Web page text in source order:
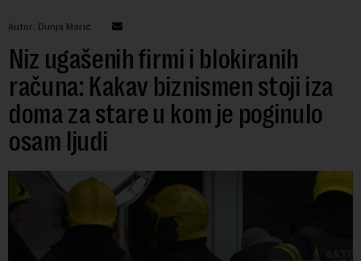
Autor: Dunja Marić
Niz ugašenih firmi i blokiranih
računa: Kakav biznismen stoji iza
doma za stare u kom je poginulo
osam ljudi